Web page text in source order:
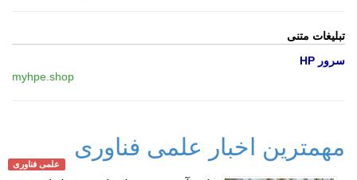
تبلیغات متنی
سرور HP
myhpe.shop
مهمترین اخبار علمی فناوری
علمی فناوری